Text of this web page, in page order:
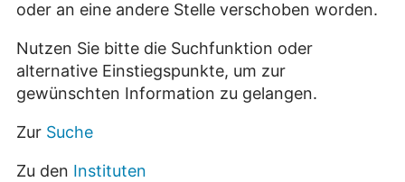
oder an eine andere Stelle verschoben worden.
Nutzen Sie bitte die Suchfunktion oder
alternative Einstiegspunkte, um zur
gewünschten Information zu gelangen.
Zur Suche
Zu den Instituten